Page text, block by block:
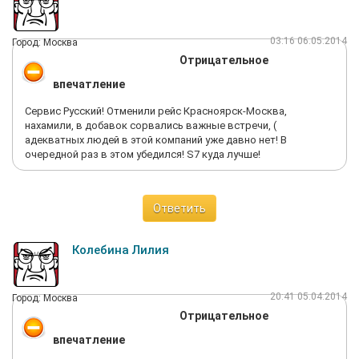
Город: Москва 03:16 06.05.2014
Отрицательное
впечатление
Сервис Русский! Отменили рейс Красноярск-Москва,
нахамили, в добавок сорвались важные встречи, (
адекватных людей в этой компаний уже давно нет! В
очередной раз в этом убедился! S7 куда лучше!
Ответить
Колебина Лилия
Город: Москва 20:41 05.04.2014
Отрицательное
впечатление